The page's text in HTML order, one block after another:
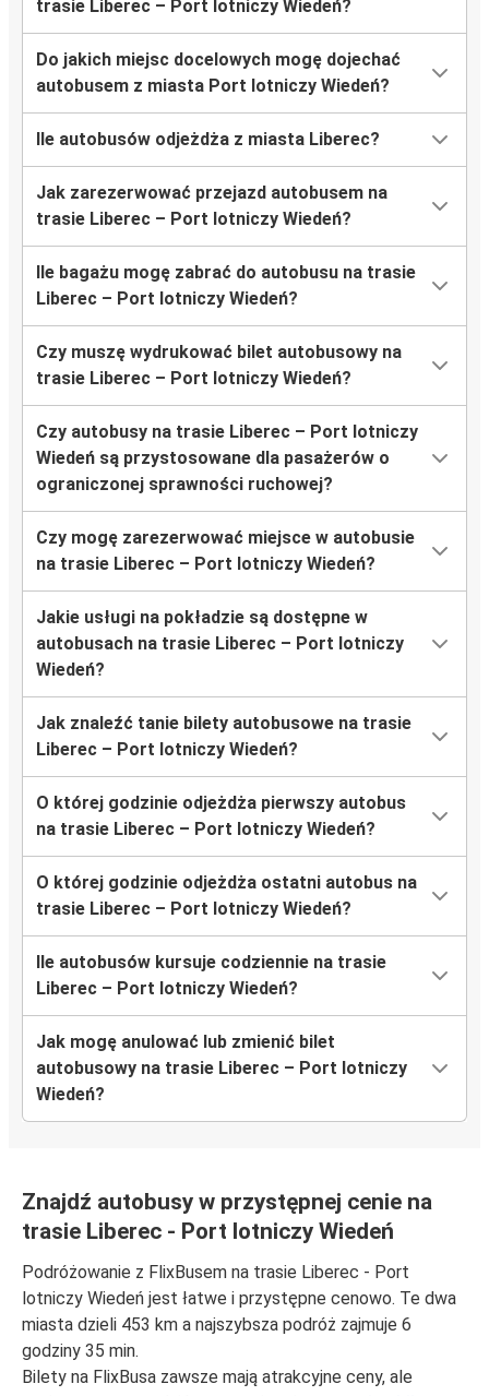
trasie Liberec – Port lotniczy Wiedeń?
Do jakich miejsc docelowych mogę dojechać
autobusem z miasta Port lotniczy Wiedeń?
Ile autobusów odjeżdża z miasta Liberec?
Jak zarezerwować przejazd autobusem na
trasie Liberec – Port lotniczy Wiedeń?
Ile bagażu mogę zabrać do autobusu na trasie
Liberec – Port lotniczy Wiedeń?
Czy muszę wydrukować bilet autobusowy na
trasie Liberec – Port lotniczy Wiedeń?
Czy autobusy na trasie Liberec – Port lotniczy
Wiedeń są przystosowane dla pasażerów o
ograniczonej sprawności ruchowej?
Czy mogę zarezerwować miejsce w autobusie
na trasie Liberec – Port lotniczy Wiedeń?
Jakie usługi na pokładzie są dostępne w
autobusach na trasie Liberec – Port lotniczy
Wiedeń?
Jak znaleźć tanie bilety autobusowe na trasie
Liberec – Port lotniczy Wiedeń?
O której godzinie odjeżdża pierwszy autobus
na trasie Liberec – Port lotniczy Wiedeń?
O której godzinie odjeżdża ostatni autobus na
trasie Liberec – Port lotniczy Wiedeń?
Ile autobusów kursuje codziennie na trasie
Liberec – Port lotniczy Wiedeń?
Jak mogę anulować lub zmienić bilet
autobusowy na trasie Liberec – Port lotniczy
Wiedeń?
Znajdź autobusy w przystępnej cenie na
trasie Liberec - Port lotniczy Wiedeń
Podróżowanie z FlixBusem na trasie Liberec - Port
lotniczy Wiedeń jest łatwe i przystępne cenowo. Te dwa
miasta dzieli 453 km a najszybsza podróż zajmuje 6
godziny 35 min.
Bilety na FlixBusa zawsze mają atrakcyjne ceny, ale